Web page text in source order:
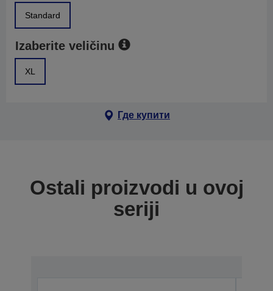
Standard
Izaberite veličinu
XL
Где купити
Ostali proizvodi u ovoj
seriji